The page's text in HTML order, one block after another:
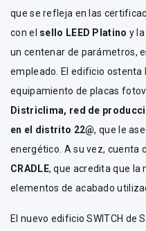
que se refleja en las
con el sello LEED Platino y la
un centenar de parámetros,
empleado. El edificio ostenta
equipamiento de placas
Districlima, red de
en el distrito 22@, que le
energético. A su vez, cuenta
CRADLE, que acredita que la
elementos de acabado
El nuevo edificio SWITCH de